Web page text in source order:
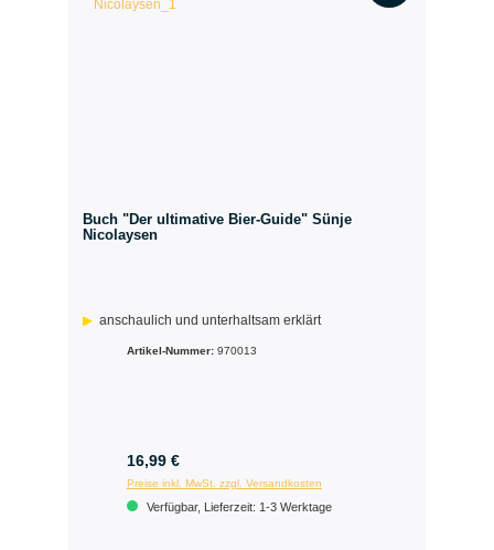
Buch "Der ultimative Bier-Guide" Sünje
Nicolaysen
anschaulich und unterhaltsam erklärt
Artikel-Nummer: 970013
16,99 €
Preise inkl. MwSt. zzgl. Versandkosten
Verfügbar, Lieferzeit: 1-3 Werktage